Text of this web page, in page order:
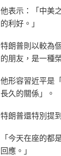
他表示：「中美
的利好。」
特朗普則以較為
的朋友，是一種
他形容習近平是
長久的關係」。
特朗普還特別提
「今天在座的
回應。」